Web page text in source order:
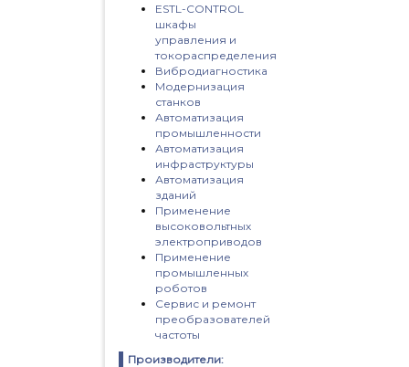
ESTL-CONTROL
шкафы
управления и
токораспределения
Вибродиагностика
Модернизация
станков
Автоматизация
промышленности
Автоматизация
инфраструктуры
Автоматизация
зданий
Применение
высоковольтных
электроприводов
Применение
промышленных
роботов
Сервис и ремонт
преобразователей
частоты
Производители: